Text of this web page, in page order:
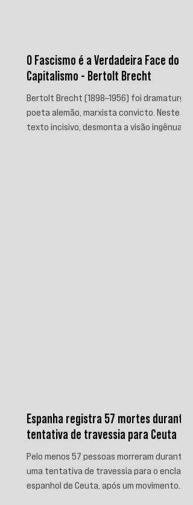
O Fascismo é a Verdadeira Face do
Capitalismo - Bertolt Brecht
Bertolt Brecht (1898–1956) foi dramaturgo e
poeta alemão, marxista convicto. Neste
texto incisivo, desmonta a visão ingênua
Espanha registra 57 mortes durante
tentativa de travessia para Ceuta
Pelo menos 57 pessoas morreram durante
uma tentativa de travessia para o enclave
espanhol de Ceuta, após um movimento